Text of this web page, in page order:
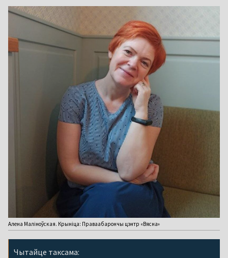
Алена Маліноўская. Крыніца: Праваабарончы цэнтр «Вясна»
Чытайце таксама: